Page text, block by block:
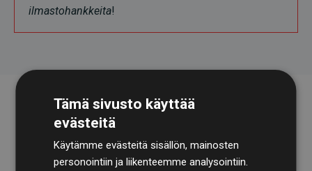
ilmastohankkeita!
Tämä sivusto käyttää
evästeitä
Käytämme evästeitä sisällön, mainosten
personointiin ja liikenteemme analysointiin.